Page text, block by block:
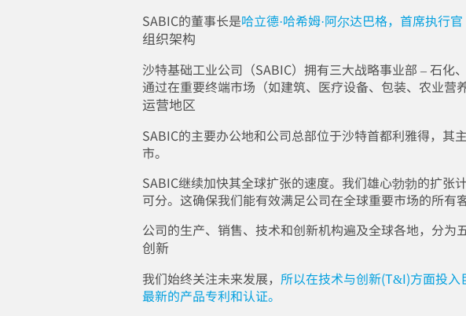
SABIC的董事长是哈立德·哈希姆·阿尔达巴格，首席执行官
组织架构
沙特基础工业公司（SABIC）拥有三大战略事业部 – 石化
通过在重要终端市场（如建筑、医疗设备、包装、农业营
运营地区
SABIC的主要办公地和公司总部位于沙特首都利雅得，
市。
SABIC继续加快其全球扩张的速度。我们雄心勃勃的扩
可分。这确保我们能有效满足公司在全球重要市场的所有
公司的生产、销售、技术和创新机构遍及全球各地，分为
创新
我们始终关注未来发展， 所以在技术与创新(T&I)方面投入
最新的产品专利和认证。